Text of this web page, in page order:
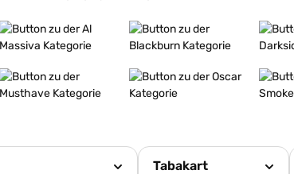
Mehr
Mehr erfahren Mehr erfahren Mehr
Mehr erfahren Mehr erfahren
Tabakart